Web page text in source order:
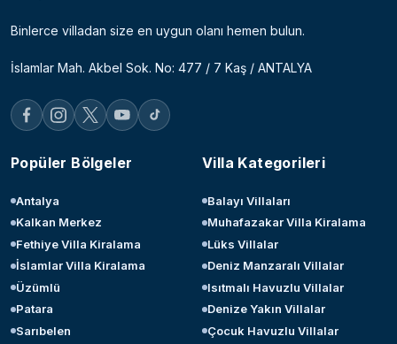
Binlerce villadan size en uygun olanı hemen bulun.
İslamlar Mah. Akbel Sok. No: 477 / 7 Kaş / ANTALYA
Popüler Bölgeler
Antalya
Kalkan Merkez
Fethiye Villa Kiralama
İslamlar Villa Kiralama
Üzümlü
Patara
Sarıbelen
Villa Kategorileri
Balayı Villaları
Muhafazakar Villa Kiralama
Lüks Villalar
Deniz Manzaralı Villalar
Isıtmalı Havuzlu Villalar
Denize Yakın Villalar
Çocuk Havuzlu Villalar